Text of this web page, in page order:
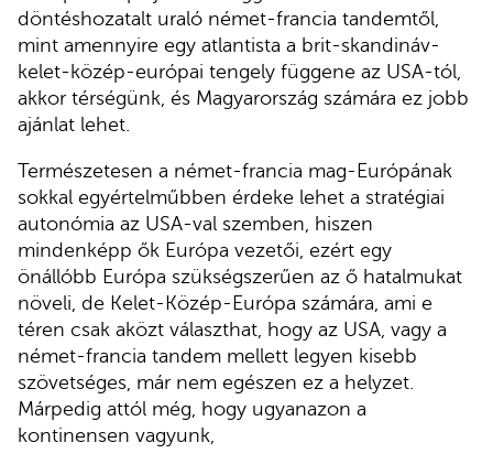
döntéshozatalt uraló német-francia tandemtől,
mint amennyire egy atlantista a brit-skandináv-
kelet-közép-európai tengely függene az USA-tól,
akkor térségünk, és Magyarország számára ez jobb
ajánlat lehet.
Természetesen a német-francia mag-Európának
sokkal egyértelműbben érdeke lehet a stratégiai
autonómia az USA-val szemben, hiszen
mindenképp ők Európa vezetői, ezért egy
önállóbb Európa szükségszerűen az ő hatalmukat
növeli, de Kelet-Közép-Európa számára, ami e
téren csak aközt választhat, hogy az USA, vagy a
német-francia tandem mellett legyen kisebb
szövetséges, már nem egészen ez a helyzet.
Márpedig attól még, hogy ugyanazon a
kontinensen vagyunk,